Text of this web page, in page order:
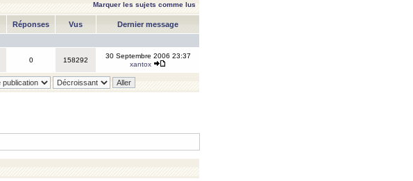
Marquer les sujets comme lus
Réponses Vus Dernier message
0 158292
30 Septembre 2006 23:37
xantox